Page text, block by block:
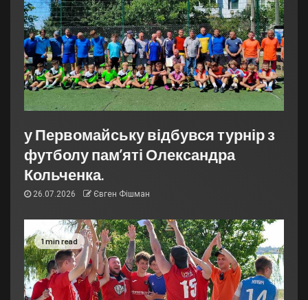
у Первомайську відбувся турнір з
футболу пам’яті Олександра
Кольченка.
26.07.2026 Євген Фішман
1 min read